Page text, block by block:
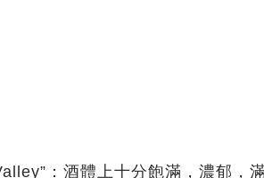
：酒體上十分飽滿，濃郁，